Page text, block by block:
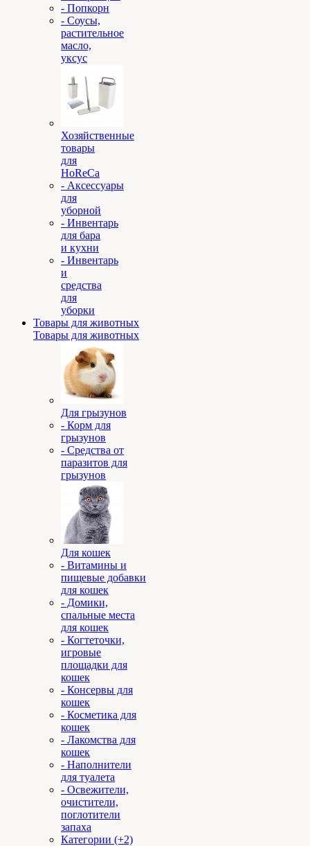
- Попкорн
- Соусы,
растительное
масло,
уксус
Хозяйственные
товары
для
HoReCa
- Аксессуары
для
уборной
- Инвентарь
для бара
и кухни
- Инвентарь
и
средства
для
уборки
Товары для животных
Товары для животных
Для грызунов
- Корм для
грызунов
- Средства от
паразитов для
грызунов
Для кошек
- Витамины и
пищевые добавки
для кошек
- Домики,
спальные места
для кошек
- Когтеточки,
игровые
площадки для
кошек
- Консервы для
кошек
- Косметика для
кошек
- Лакомства для
кошек
- Наполнители
для туалета
- Освежители,
очистители,
поглотители
запаха
Категории (+2)